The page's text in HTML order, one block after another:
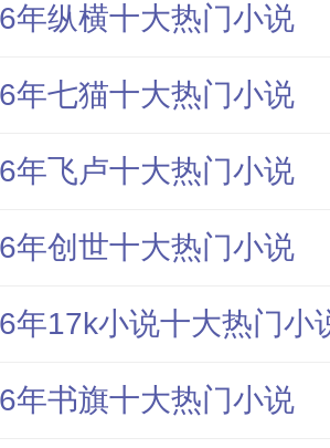
年纵横十大热门小说
年七猫十大热门小说
年飞卢十大热门小说
年创世十大热门小说
年17k小说十大热门小
年书旗十大热门小说